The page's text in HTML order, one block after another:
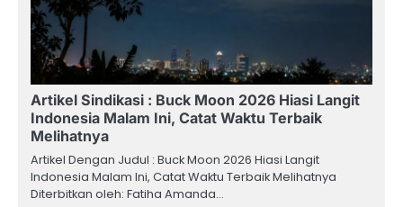
Artikel Sindikasi : Buck Moon 2026 Hiasi Langit
Indonesia Malam Ini, Catat Waktu Terbaik
Melihatnya
Artikel Dengan Judul : Buck Moon 2026 Hiasi Langit
Indonesia Malam Ini, Catat Waktu Terbaik Melihatnya
Diterbitkan oleh: Fatiha Amanda…